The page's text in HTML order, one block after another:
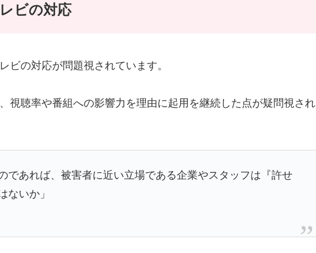
ビの対応
ビの対応が問題視されています。
視聴率や番組への影響力を理由に起用を継続した点が疑問視され
であれば、被害者に近い立場である企業やスタッフは『許せ
ないか」